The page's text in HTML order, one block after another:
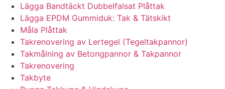
Lägga Bandtäckt Dubbelfalsat Plåttak
Lägga EPDM Gummiduk: Tak & Tätskikt
Måla Plåttak
Takrenovering av Lertegel (Tegeltakpannor)
Takmålning av Betongpannor & Takpannor
Takrenovering
Takbyte